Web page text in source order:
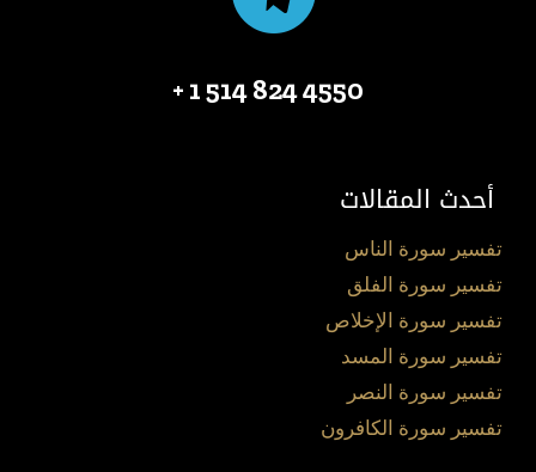
4550 824 514 1 +
أحدث المقالات
تفسير سورة الناس
تفسير سورة الفلق
تفسير سورة الإخلاص
تفسير سورة المسد
تفسير سورة النصر
تفسير سورة الكافرون